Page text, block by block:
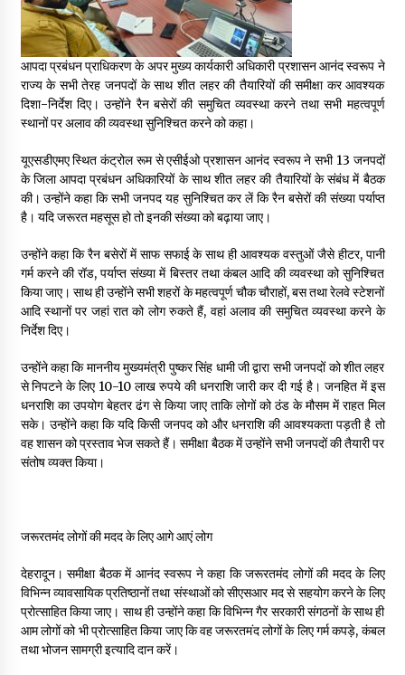
Thought Of The Day 13 May
May 13, 2022
Thought Of The Day 12 May
Thought Of The Day 11 May
May 11, 2022
Thought Of The Day 10 May
May 10, 2022
Thought Of The Day 9 May
May 9, 2022
आपदा प्रबंधन प्राधिकरण के अपर मुख्य कार्यकारी अधिकारी प्रशासन आनंद स्वरूप ने
राज्य के सभी तेरह जनपदों के साथ शीत लहर की तैयारियों की समीक्षा कर आवश्यक
दिशा-निर्देश दिए। उन्होंने रैन बसेरों की समुचित व्यवस्था करने तथा सभी महत्वपूर्ण
स्थानों पर अलाव की व्यवस्था सुनिश्चित करने को कहा।
यूएसडीएमए स्थित कंट्रोल रूम से एसीईओ प्रशासन आनंद स्वरूप ने सभी 13 जनपदों
के जिला आपदा प्रबंधन अधिकारियों के साथ शीत लहर की तैयारियों के संबंध में बैठक
की। उन्होंने कहा कि सभी जनपद यह सुनिश्चित कर लें कि रैन बसेरों की संख्या पर्याप्त
है। यदि जरूरत महसूस हो तो इनकी संख्या को बढ़ाया जाए।
उन्होंने कहा कि रैन बसेरों में साफ सफाई के साथ ही आवश्यक वस्तुओं जैसे हीटर, पानी
गर्म करने की रॉड, पर्याप्त संख्या में बिस्तर तथा कंबल आदि की व्यवस्था को सुनिश्चित
किया जाए। साथ ही उन्होंने सभी शहरों के महत्वपूर्ण चौक चौराहों, बस तथा रेलवे स्टेशनों
आदि स्थानों पर जहां रात को लोग रुकते हैं, वहां अलाव की समुचित व्यवस्था करने के
निर्देश दिए।
उन्होंने कहा कि माननीय मुख्यमंत्री पुष्कर सिंह धामी जी द्वारा सभी जनपदों को शीत लहर
से निपटने के लिए 10-10 लाख रुपये की धनराशि जारी कर दी गई है। जनहित में इस
धनराशि का उपयोग बेहतर ढंग से किया जाए ताकि लोगों को ठंड के मौसम में राहत मिल
सके। उन्होंने कहा कि यदि किसी जनपद को और धनराशि की आवश्यकता पड़ती है तो
वह शासन को प्रस्ताव भेज सकते हैं। समीक्षा बैठक में उन्होंने सभी जनपदों की तैयारी पर
संतोष व्यक्त किया।
जरूरतमंद लोगों की मदद के लिए आगे आएं लोग
देहरादून। समीक्षा बैठक में आनंद स्वरूप ने कहा कि जरूरतमंद लोगों की मदद के लिए
विभिन्न व्यावसायिक प्रतिष्ठानों तथा संस्थाओं को सीएसआर मद से सहयोग करने के लिए
प्रोत्साहित किया जाए। साथ ही उन्होंने कहा कि विभिन्न गैर सरकारी संगठनों के साथ ही
आम लोगों को भी प्रोत्साहित किया जाए कि वह जरूरतमंद लोगों के लिए गर्म कपड़े, कंबल
तथा भोजन सामग्री इत्यादि दान करें।